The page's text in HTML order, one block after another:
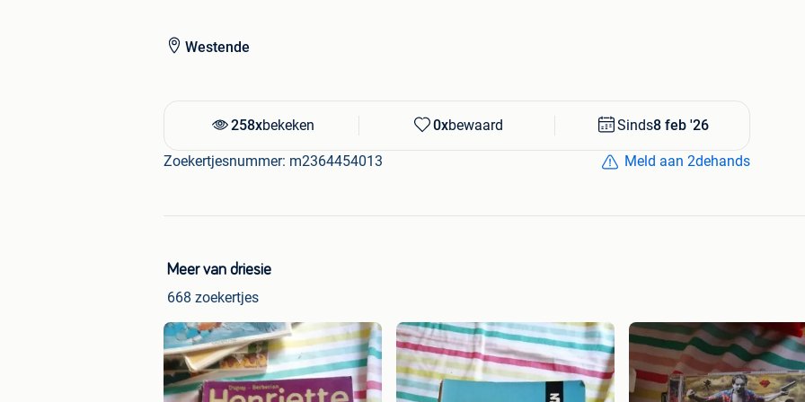
Westende
258xbekeken 0xbewaard Sinds8 feb '26
Zoekertjesnummer: m2364454013 Meld aan 2dehands
Meer van driesie
668 zoekertjes